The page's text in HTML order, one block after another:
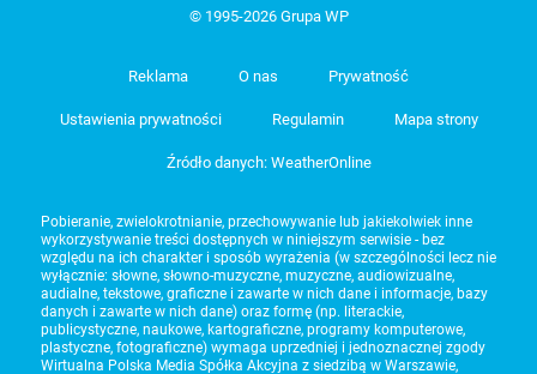
© 1995-2026 Grupa WP
Reklama O nas Prywatność
Ustawienia prywatności Regulamin Mapa strony
Źródło danych: WeatherOnline
Pobieranie, zwielokrotnianie, przechowywanie lub jakiekolwiek inne
wykorzystywanie treści dostępnych w niniejszym serwisie - bez
względu na ich charakter i sposób wyrażenia (w szczególności lecz nie
wyłącznie: słowne, słowno-muzyczne, muzyczne, audiowizualne,
audialne, tekstowe, graficzne i zawarte w nich dane i informacje, bazy
danych i zawarte w nich dane) oraz formę (np. literackie,
publicystyczne, naukowe, kartograficzne, programy komputerowe,
plastyczne, fotograficzne) wymaga uprzedniej i jednoznacznej zgody
Wirtualna Polska Media Spółka Akcyjna z siedzibą w Warszawie,